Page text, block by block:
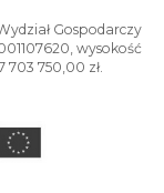
Gospodarczy
wysokość
703 750,00 zł.